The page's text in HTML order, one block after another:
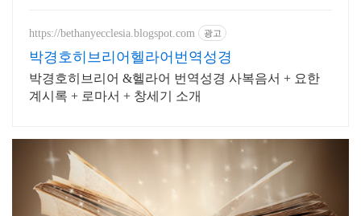
https://bethanyecclesia.blogspot.com 광고
박경호히브리어헬라어번역성경
박경호히브리어 &헬라어 번역성경 사복음서 + 요한
계시록 + 로마서 + 창세기 소개